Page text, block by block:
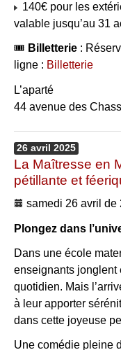
140€ pour les
valable jusqu’au 31
🎟 Billetterie :
ligne : Billetterie
L’aparté
44 avenue des
26 avril 2025
La Maîtresse en
pétillante et
samedi 26 avril de
Plongez dans
Dans une école
enseignants jonglent
quotidien. Mais
à leur apporter
dans cette joyeuse
Une comédie pleine